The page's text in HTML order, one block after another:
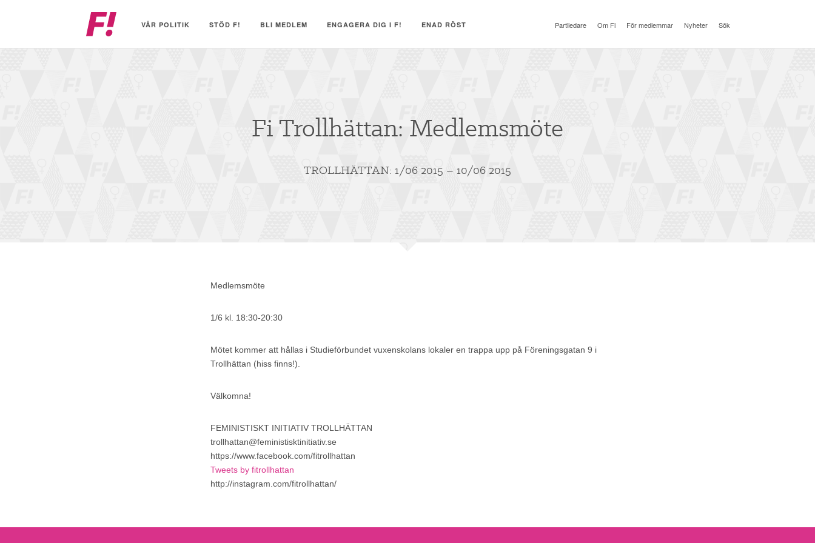
initiativ
VÅR POLITIK STÖD F! BLI MEDLEM ENGAGERA DIG I F! ENAD RÖST Partiledare Om Fi För medlemmar Nyheter Sök
Fi Trollhättan: Medlemsmöte
TROLLHÄTTAN: 1/06 2015 – 10/06 2015
Medlemsmöte
1/6 kl. 18:30-20:30
Mötet kommer att hållas i Studieförbundet vuxenskolans lokaler en trappa upp på Föreningsgatan 9 i
Trollhättan (hiss finns!).
Välkomna!
FEMINISTISKT INITIATIV TROLLHÄTTAN
trollhattan@feministisktinitiativ.se
https://www.facebook.com/fitrollhattan
Tweets by fitrollhattan
http://instagram.com/fitrollhattan/